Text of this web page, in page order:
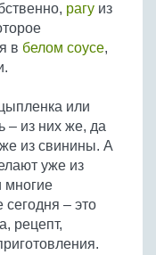
рагу из
в белом соусе,
или
– из них же, да
из свинины. А
уже из
многие
– это
рецепт,